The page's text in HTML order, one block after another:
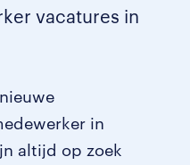
vacatures in
in
altijd op zoek